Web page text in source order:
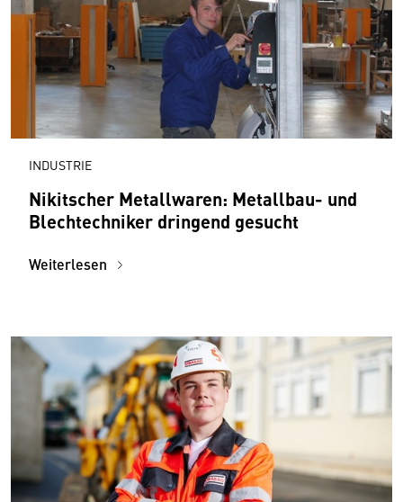
INDUSTRIE
Nikitscher Metallwaren: Metallbau- und
Blechtechniker dringend gesucht
Weiterlesen